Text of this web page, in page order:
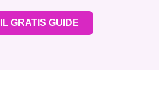
GRATIS GUIDE